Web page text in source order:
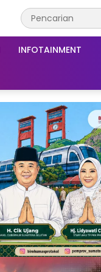
INFOTAINMENT